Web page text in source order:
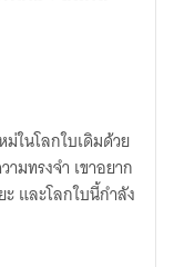
ม่ในโลกใบเดิมด้วย
มทรงจำ เขาอยาก
และโลกใบนี้กำลัง